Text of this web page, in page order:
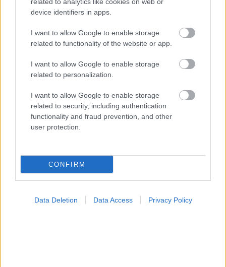
device identifiers in apps.
I want to allow Google to enable storage
related to functionality of the website or app.
I want to allow Google to enable storage
related to personalization.
I want to allow Google to enable storage
related to security, including authentication
functionality and fraud prevention, and other
user protection.
CONFIRM
Data Deletion Data Access Privacy Policy